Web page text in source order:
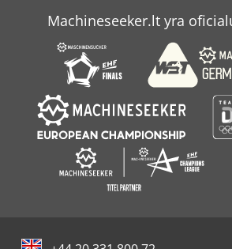
Machineseeker.lt yra